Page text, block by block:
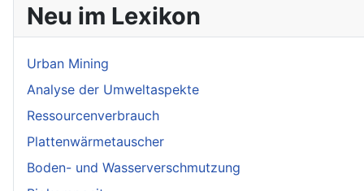
Neu im Lexikon
Urban Mining
Analyse der Umweltaspekte
Ressourcenverbrauch
Plattenwärmetauscher
Boden- und Wasserverschmutzung